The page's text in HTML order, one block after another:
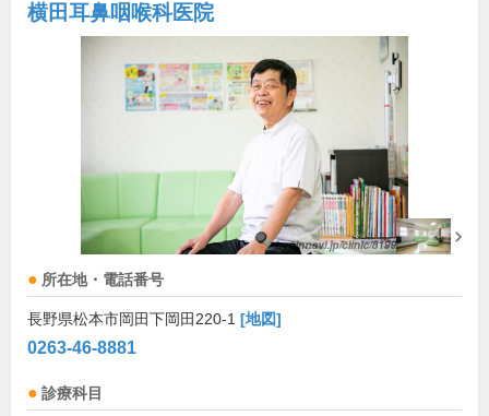
横田耳鼻咽喉科医院
所在地・電話番号
長野県松本市岡田下岡田220-1 [地図]
0263-46-8881
診療科目